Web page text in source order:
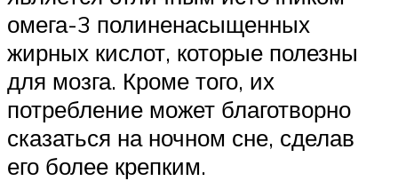
омега-3 полиненасыщенных
жирных кислот, которые полезны
для мозга. Кроме того, их
потребление может благотворно
сказаться на ночном сне, сделав
его более крепким.